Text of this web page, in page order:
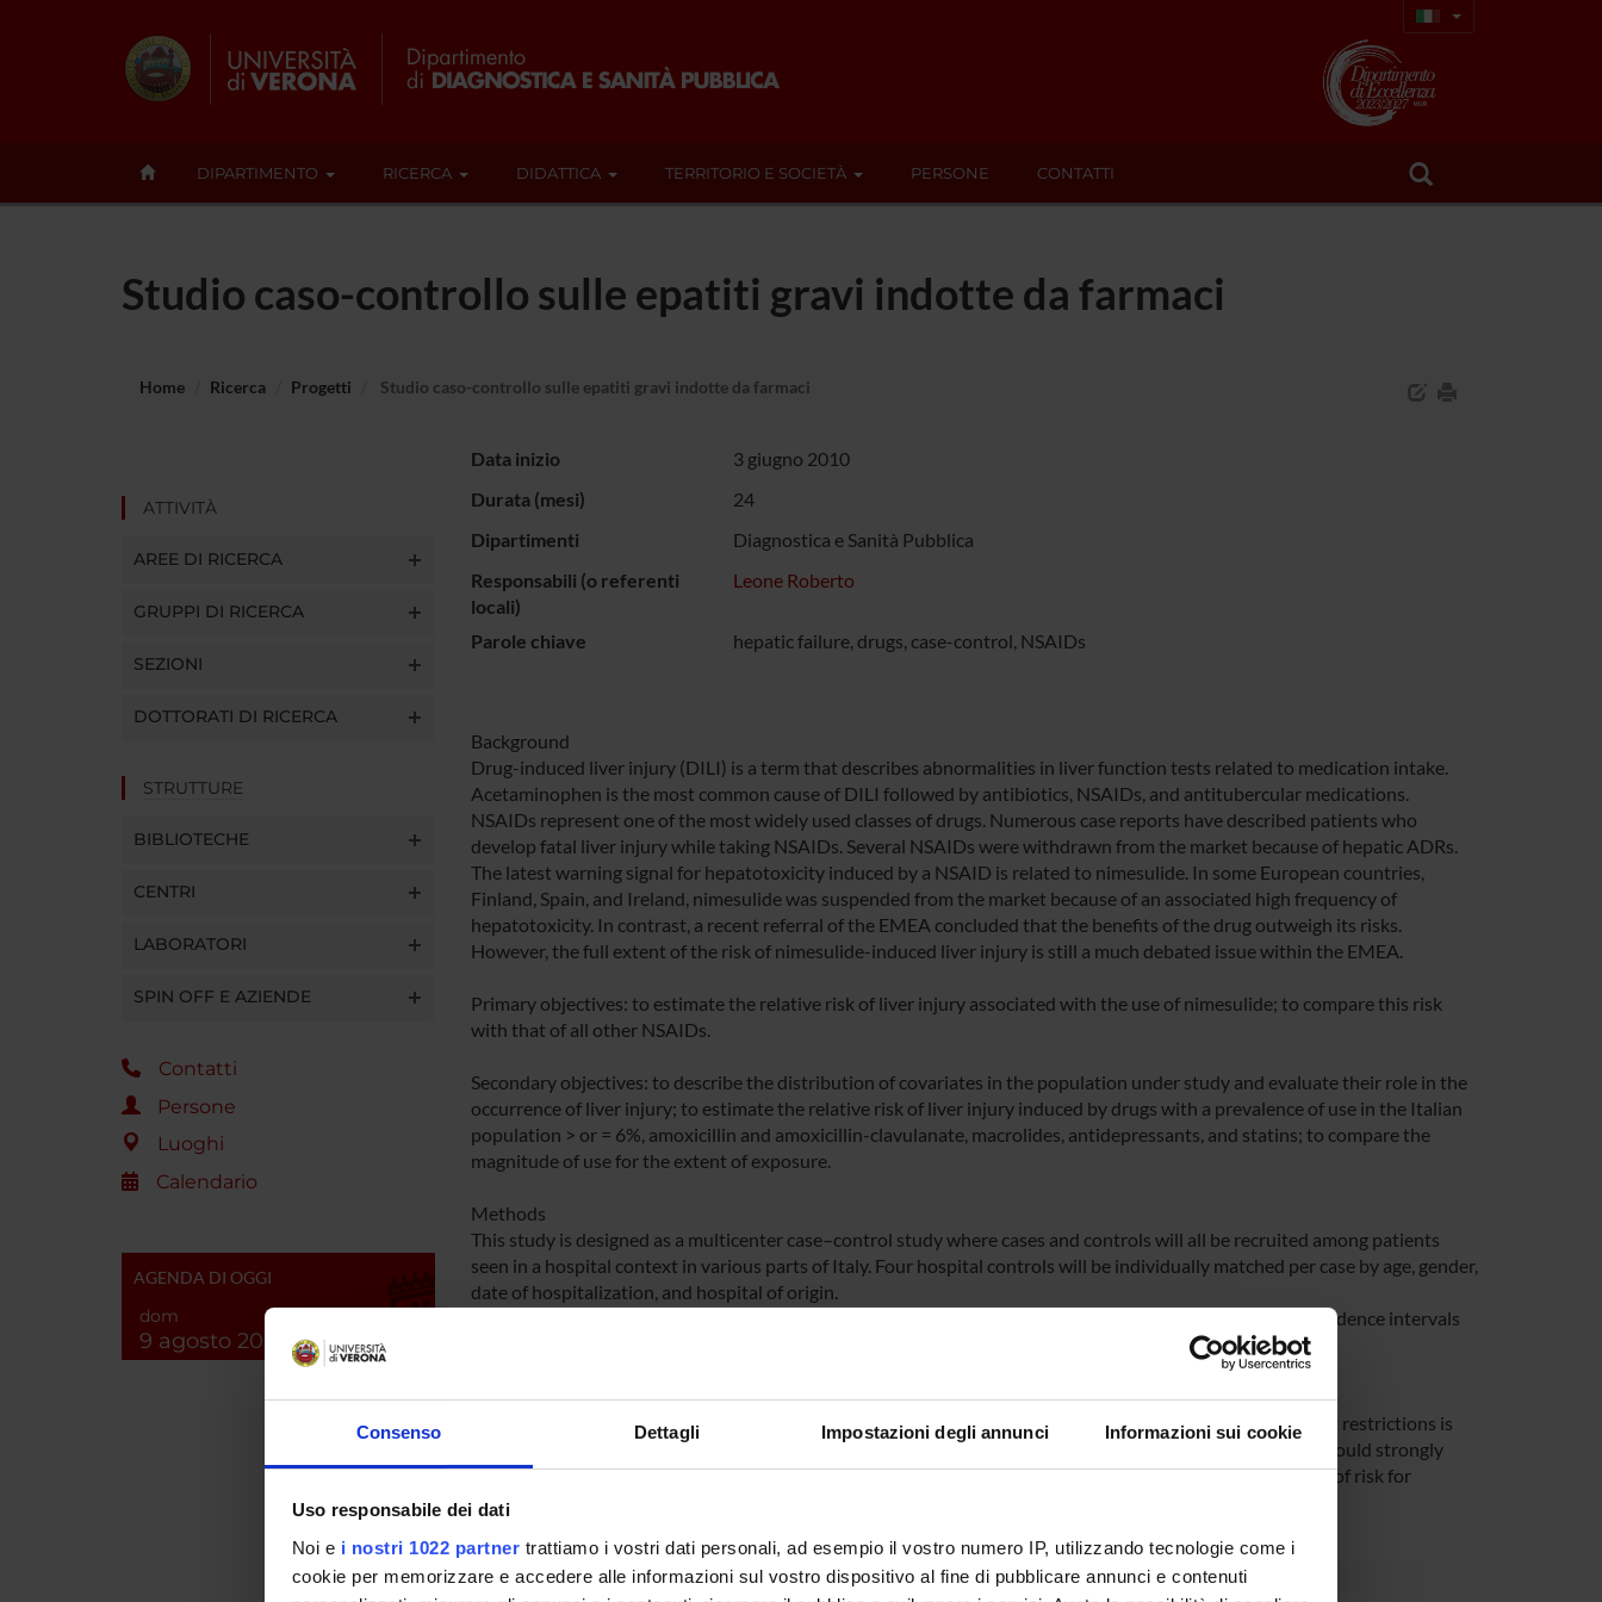
Consenso Dettagli Impostazioni degli annunci Informazioni sui cookie
Uso responsabile dei dati
Noi e i nostri 1022 partner trattiamo i vostri dati personali, ad esempio il vostro numero IP, utilizzando tecnologie come i
cookie per memorizzare e accedere alle informazioni sul vostro dispositivo al fine di pubblicare annunci e contenuti
DIPARTIMENTO RICERCA DIDATTICA TERRITORIO E SOCIETÀ PERSONE CONTATTI
Studio caso-controllo sulle epatiti gravi indotte da farmaci
Home Ricerca Progetti Studio caso-controllo sulle epatiti gravi indotte da farmaci
ATTIVITÀ
AREE DI RICERCA
GRUPPI DI RICERCA
SEZIONI
DOTTORATI DI RICERCA
STRUTTURE
BIBLIOTECHE
CENTRI
LABORATORI
SPIN OFF E AZIENDE
Contatti
Persone
Luoghi
Calendario
AGENDA DI OGGI
dom
9 agosto 2026
Data inizio
3 giugno 2010
Durata (mesi)
24
Dipartimenti
Diagnostica e Sanità Pubblica
Responsabili (o referenti
locali)
Leone Roberto
Parole chiave hepatic failure, drugs, case-control, NSAIDs
Background
Drug-induced liver injury (DILI) is a term that describes abnormalities in liver function tests related to medication intake.
Acetaminophen is the most common cause of DILI followed by antibiotics, NSAIDs, and antitubercular medications.
NSAIDs represent one of the most widely used classes of drugs. Numerous case reports have described patients who
develop fatal liver injury while taking NSAIDs. Several NSAIDs were withdrawn from the market because of hepatic ADRs.
The latest warning signal for hepatotoxicity induced by a NSAID is related to nimesulide. In some European countries,
Finland, Spain, and Ireland, nimesulide was suspended from the market because of an associated high frequency of
hepatotoxicity. In contrast, a recent referral of the EMEA concluded that the benefits of the drug outweigh its risks.
However, the full extent of the risk of nimesulide-induced liver injury is still a much debated issue within the EMEA.
Primary objectives: to estimate the relative risk of liver injury associated with the use of nimesulide; to compare this risk
with that of all other NSAIDs.
Secondary objectives: to describe the distribution of covariates in the population under study and evaluate their role in the
occurrence of liver injury; to estimate the relative risk of liver injury induced by drugs with a prevalence of use in the Italian
population > or = 6%, amoxicillin and amoxicillin-clavulanate, macrolides, antidepressants, and statins; to compare the
magnitude of use for the extent of exposure.
Methods
This study is designed as a multicenter case–control study where cases and controls will all be recruited among patients
seen in a hospital context in various parts of Italy. Four hospital controls will be individually matched per case by age, gender,
date of hospitalization, and hospital of origin.
To achieve the primary objectives 249 cases and 996 controls are required. Odds ratios and their 95% confidence intervals
Expected results
The study should be able to estimate the risk of liver injury induced by nimesulide, which despite the recent restrictions is
still widely used in Italy, with a prevalence in the general population of about 7%. The results of this study could strongly
affect regulatory decisions within the National Health Service. In addition the study will provide estimates of risk for
different classes of drugs, whose hepatotoxicity has recently been highlighted.
ENTI FINANZIATORI: